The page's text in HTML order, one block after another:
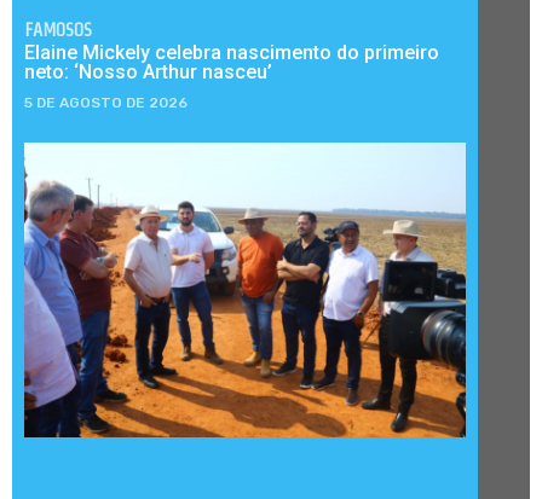
FAMOSOS
Elaine Mickely celebra nascimento do primeiro
neto: ‘Nosso Arthur nasceu’
5 DE AGOSTO DE 2026